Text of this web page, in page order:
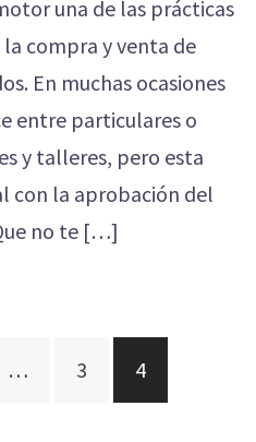
una de las prácticas
la compra y venta de
En muchas ocasiones
entre particulares o
y talleres, pero esta
con la aprobación del
no te […]
… 3 4